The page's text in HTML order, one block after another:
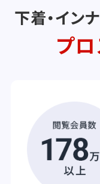
下着・イン
プ